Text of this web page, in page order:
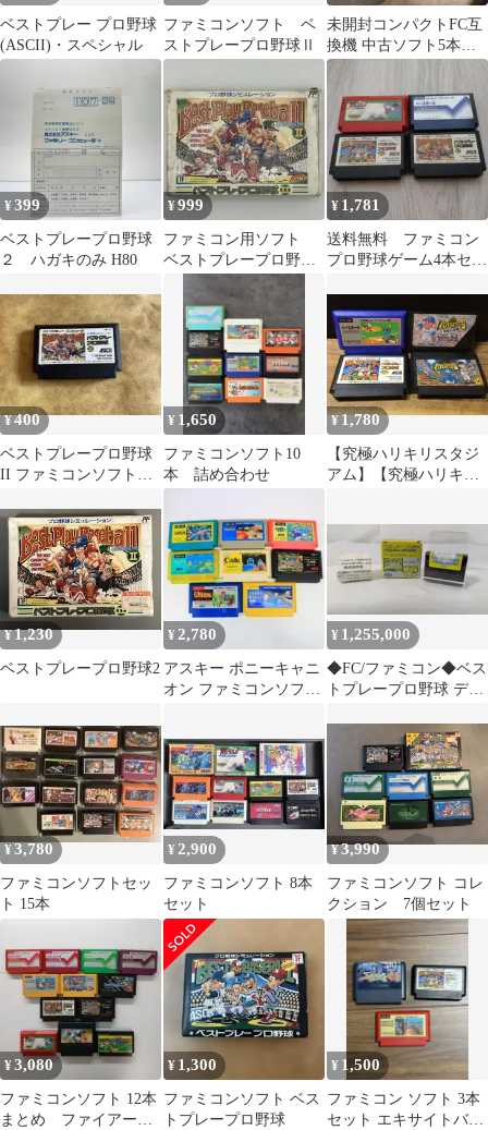
ベストプレー プロ野球
(ASCII)・スペシャル
ファミコンソフト ベ
ストプレープロ野球Ⅱ
未開封コンパクトFC互
換機 中古ソフト5本セ
ット
¥399
ベストプレープロ野球
２ ハガキのみ H80
¥999
ファミコン用ソフト
ベストプレープロ野球
¥ 1,781
送料無料 ファミコン
プロ野球ゲーム4本セッ
¥400
ベストプレープロ野球
II ファミコンソフト
¥ 1,650
ファミコンソフト10
本 詰め合わせ
¥1,780
【究極ハリキリスタジ
アム】【究極ハリキリ
ロ野球 '90】【ベースボ
ール】mJJ179 ● ★
¥1,230
ベストプレープロ野球2
¥2,780
アスキー ポニーキャニ
オン ファミコンソフト
¥ 1,255,000
◆FC/ファミコン◆ベス
トプレープロ野球 デー
¥3,780
ファミコンソフトセッ
ト 15本
¥2,900
ファミコンソフト 8本
セット
¥3,990
ファミコンソフト コレ
クション 7個セット
¥3,080
ファミコンソフト 12本
まとめ ファイアーエ
¥ 1,300
ファミコンソフト ベス
トプレープロ野球
¥ 1,500
ファミコン ソフト 3本
セット エキサイトバイ